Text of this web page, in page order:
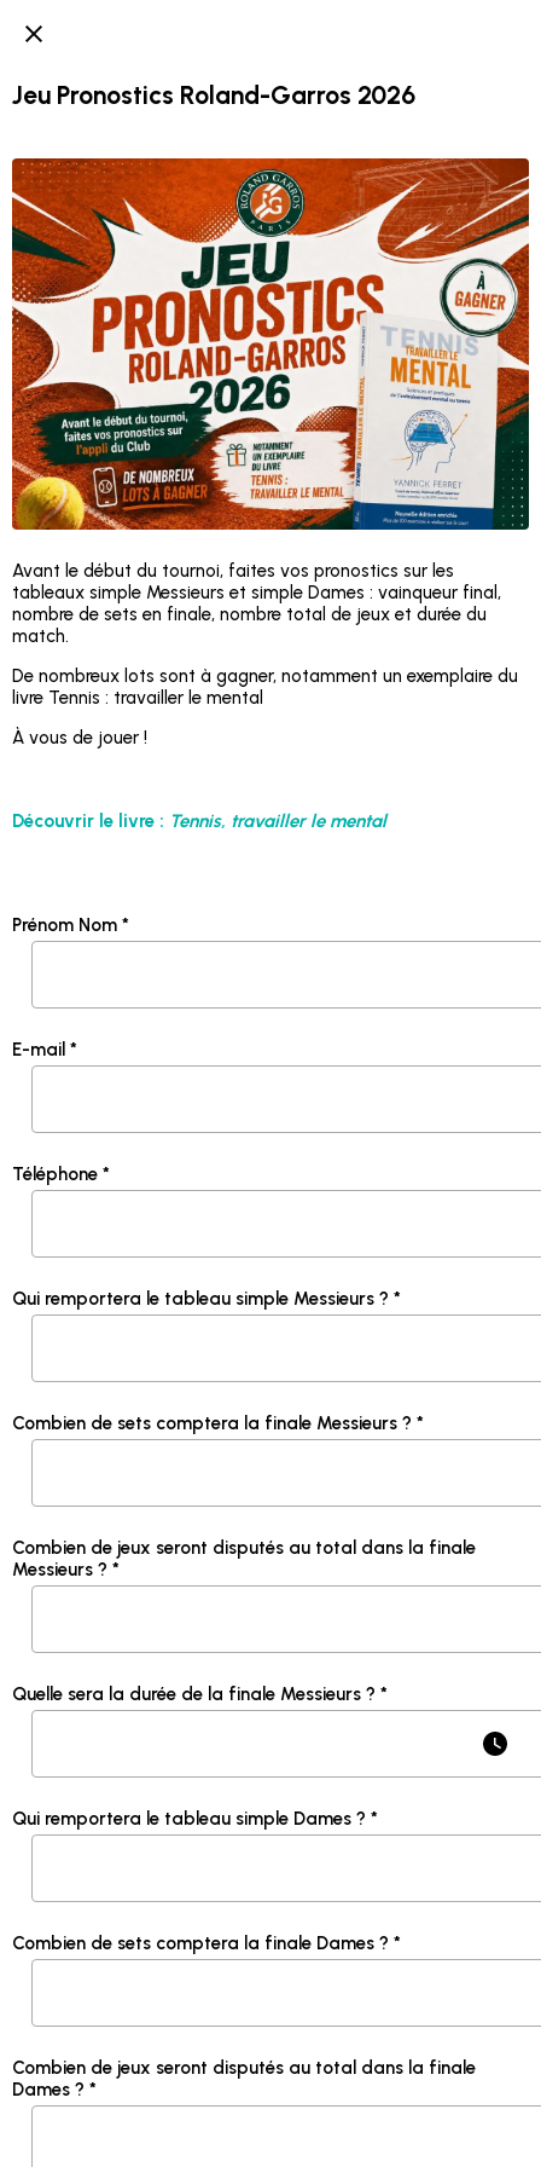
Jeu Pronostics Roland-Garros 2026
Avant le début du tournoi, faites vos pronostics sur les
tableaux simple Messieurs et simple Dames : vainqueur final,
nombre de sets en finale, nombre total de jeux et durée du
match.
De nombreux lots sont à gagner, notamment un exemplaire du
livre Tennis : travailler le mental
À vous de jouer !
Découvrir le livre : Tennis, travailler le mental
Prénom Nom *
E-mail *
Téléphone *
Qui remportera le tableau simple Messieurs ? *
Combien de sets comptera la finale Messieurs ? *
Combien de jeux seront disputés au total dans la finale
Messieurs ? *
Quelle sera la durée de la finale Messieurs ? *
Qui remportera le tableau simple Dames ? *
Combien de sets comptera la finale Dames ? *
Combien de jeux seront disputés au total dans la finale
Dames ? *